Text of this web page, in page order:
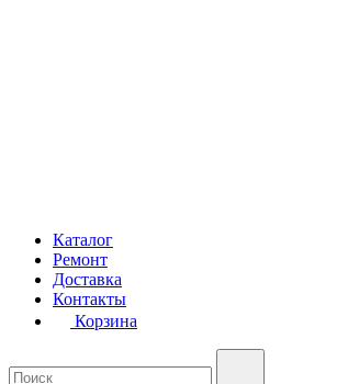
Каталог
Ремонт
Доставка
Контакты
Корзина